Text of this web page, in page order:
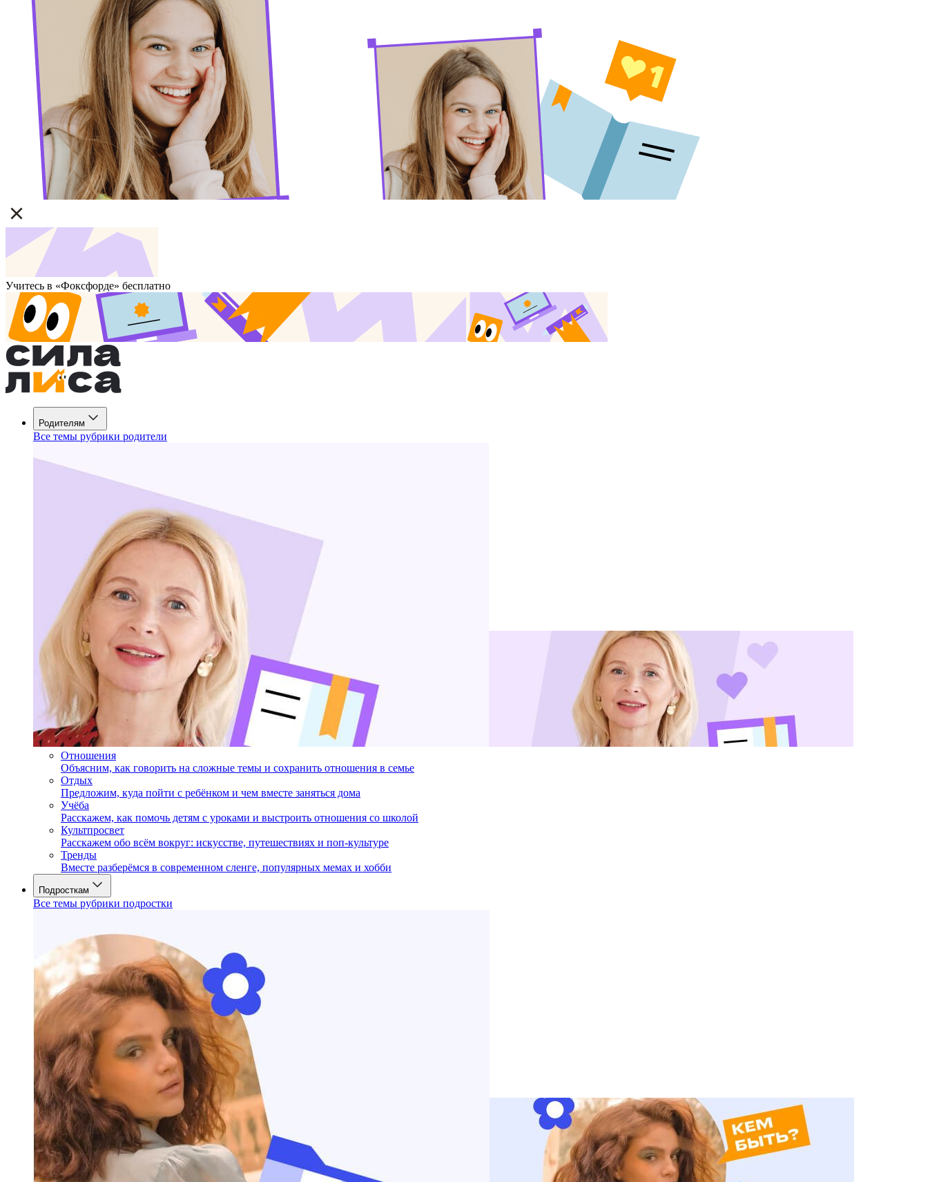
Учитесь в «Фоксфорде» бесплатно
Родителям
Все темы рубрики родители
Отношения
Объясним, как говорить на сложные темы и сохранить отношения в семье
Отдых
Предложим, куда пойти с ребёнком и чем вместе заняться дома
Учёба
Расскажем, как помочь детям с уроками и выстроить отношения со школой
Культпросвет
Расскажем обо всём вокруг: искусстве, путешествиях и поп-культуре
Тренды
Вместе разберёмся в современном сленге, популярных мемах и хобби
Подросткам
Все темы рубрики подростки